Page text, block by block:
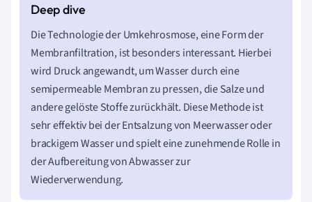
Die Technologie der Umkehrosmose, eine Form der
Membranfiltration, ist besonders interessant. Hierbei
wird Druck angewandt, um Wasser durch eine
semipermeable Membran zu pressen, die Salze und
andere gelöste Stoffe zurückhält. Diese Methode ist
sehr effektiv bei der Entsalzung von Meerwasser oder
brackigem Wasser und spielt eine zunehmende Rolle in
der Aufbereitung von Abwasser zur
Wiederverwendung.